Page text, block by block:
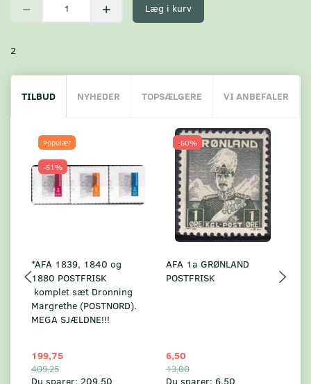
Læg i kurv
2
TILBUD NYHEDER TOPSÆLGERE VI ANBEFALER
Populær
-51%
*AFA 1839, 1840 og
1880 POSTFRISK
komplet sæt Dronning
Margrethe (POSTNORD).
MEGA SJÆLDNE!!!
199,75
409,25
Du sparer: 209,50
-50%
AFA 1a GRØNLAND
POSTFRISK
6,50
13,00
Du sparer: 6,50